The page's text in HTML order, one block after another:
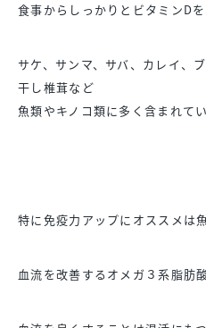
食事からしっかりとビタミンD
サケ、サンマ、サバ、カレイ、
干し椎茸など
魚類やキノコ類に多く含まれてい
特に免疫力アップにオススメは魚
血流を改善するオメガ３系脂肪